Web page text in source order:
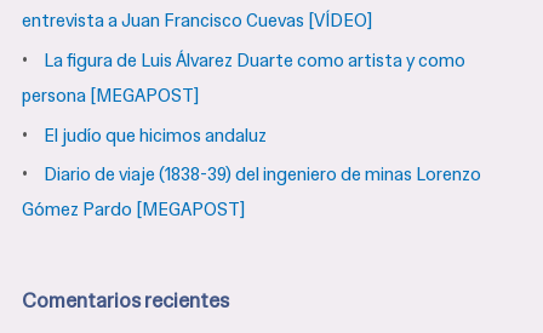
o
r
:
entrevista a Juan Francisco Cuevas [VÍDEO]
La figura de Luis Álvarez Duarte como artista y como
persona [MEGAPOST]
El judío que hicimos andaluz
Diario de viaje (1838-39) del ingeniero de minas Lorenzo
Gómez Pardo [MEGAPOST]
Comentarios recientes